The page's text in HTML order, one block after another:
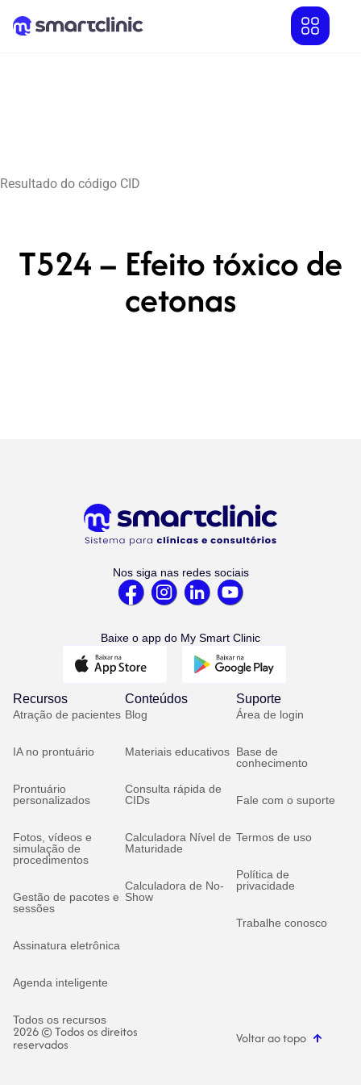
Resultado do código CID
T524 – Efeito tóxico de
cetonas
Nos siga nas redes sociais
Baixe o app do My Smart Clinic
Recursos
Atração de pacientes
IA no prontuário
Prontuário
personalizados
Fotos, vídeos e
simulação de
procedimentos
Gestão de pacotes e
sessões
Assinatura eletrônica
Agenda inteligente
Todos os recursos
Conteúdos
Blog
Materiais educativos
Consulta rápida de
CIDs
Calculadora Nível de
Maturidade
Calculadora de No-
Show
Suporte
Área de login
Base de
conhecimento
Fale com o suporte
Termos de uso
Política de
privacidade
Trabalhe conosco
2026 © Todos os direitos
reservados Voltar ao topo